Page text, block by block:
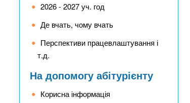
2026 - 2027 уч. год
Де вчать, чому вчать
Перспективи працевлаштування і
т.д.
На допомогу абітурієнту
Корисна інформація